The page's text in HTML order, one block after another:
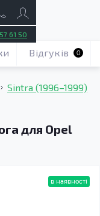
61 50
Sintra (1996–1999)
для Opel
Відгуків 0
в наявності